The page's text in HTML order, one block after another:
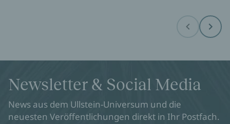
Before Next
Newsletter & Social Media
News aus dem Ullstein-Universum und die
neuesten Veröffentlichungen direkt in Ihr Postfach.